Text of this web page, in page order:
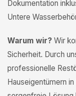
Dokumentation
Untere
Warum wir? Wir
Sicherheit. Durch
professionelle
Hauseigentümern